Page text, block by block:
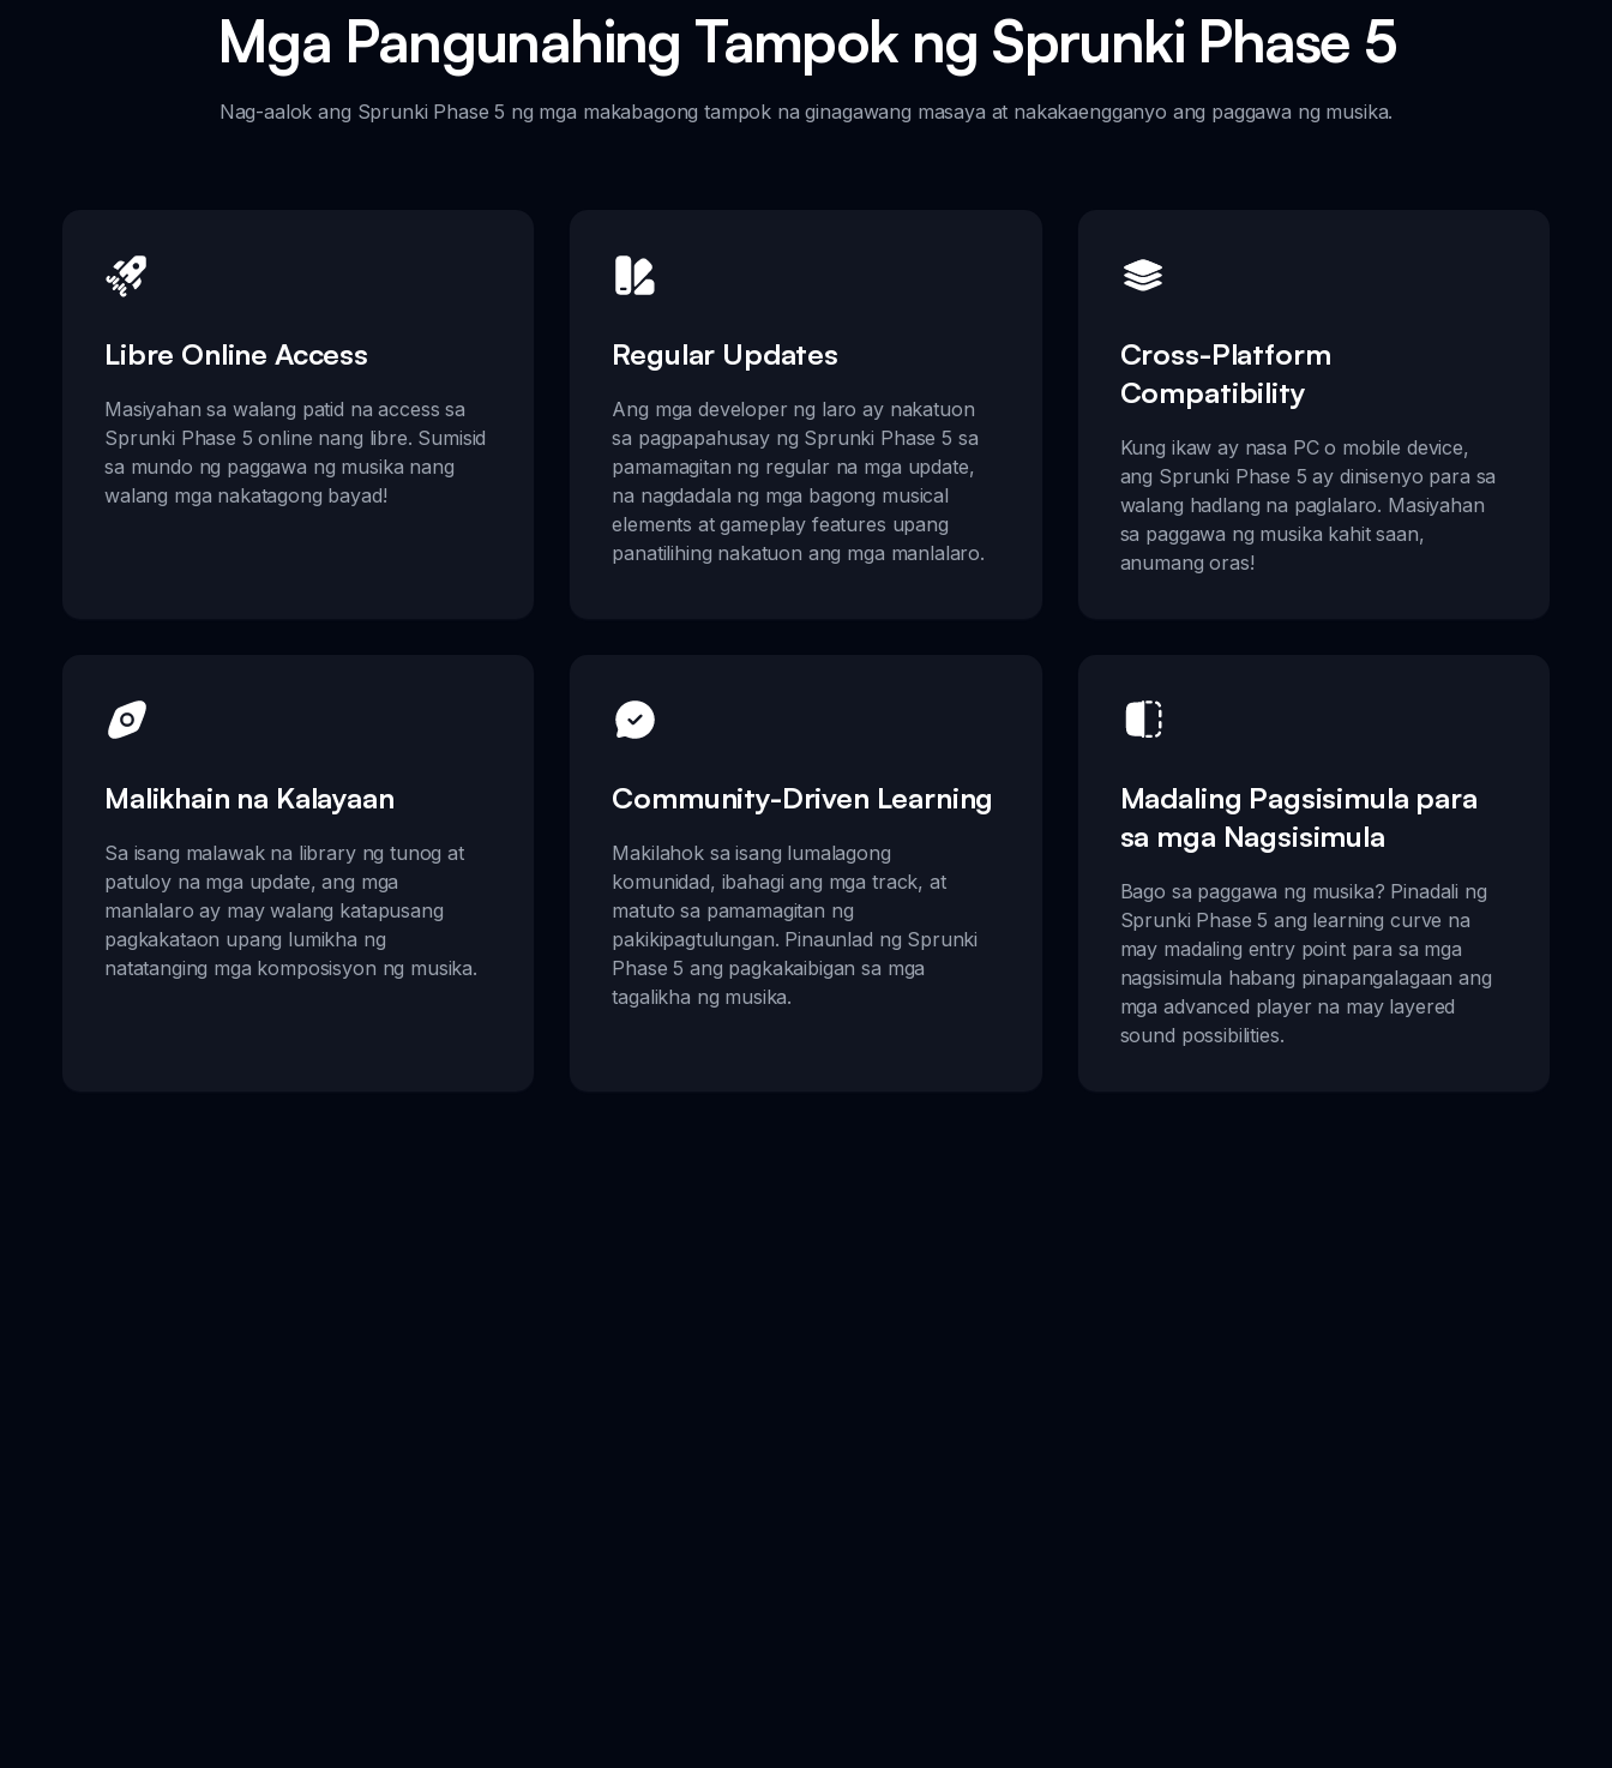
Mga Pangunahing Tampok ng Sprunki Phase 5
Nag-aalok ang Sprunki Phase 5 ng mga makabagong tampok na ginagawang masaya at nakakaengganyo ang paggawa ng musika.
Libre Online Access
Masiyahan sa walang patid na access sa
Sprunki Phase 5 online nang libre. Sumisid
sa mundo ng paggawa ng musika nang
walang mga nakatagong bayad!
Regular Updates
Ang mga developer ng laro ay nakatuon
sa pagpapahusay ng Sprunki Phase 5 sa
pamamagitan ng regular na mga update,
na nagdadala ng mga bagong musical
elements at gameplay features upang
panatilihing nakatuon ang mga manlalaro.
Cross-Platform
Compatibility
Kung ikaw ay nasa PC o mobile device,
ang Sprunki Phase 5 ay dinisenyo para sa
walang hadlang na paglalaro. Masiyahan
sa paggawa ng musika kahit saan,
anumang oras!
Malikhain na Kalayaan
Sa isang malawak na library ng tunog at
patuloy na mga update, ang mga
manlalaro ay may walang katapusang
pagkakataon upang lumikha ng
natatanging mga komposisyon ng musika.
Community-Driven Learning
Makilahok sa isang lumalagong
komunidad, ibahagi ang mga track, at
matuto sa pamamagitan ng
pakikipagtulungan. Pinaunlad ng Sprunki
Phase 5 ang pagkakaibigan sa mga
tagalikha ng musika.
Madaling Pagsisimula para
sa mga Nagsisimula
Bago sa paggawa ng musika? Pinadali ng
Sprunki Phase 5 ang learning curve na
may madaling entry point para sa mga
nagsisimula habang pinapangalagaan ang
mga advanced player na may layered
sound possibilities.